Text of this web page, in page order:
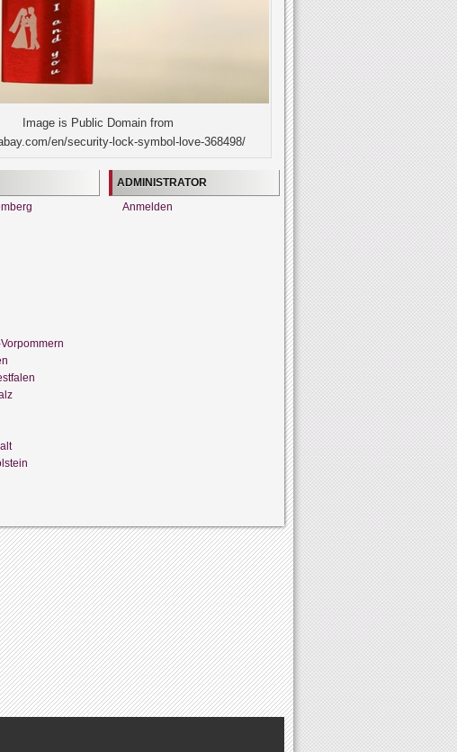
Image is Public Domain from
en/security-lock-symbol-love-368498/
ADMINISTRATOR
Anmelden